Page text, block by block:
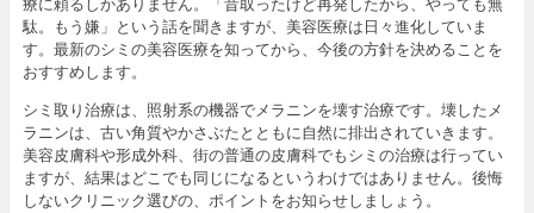
駄。もう嫌」という話を聞きますが、美容医療は日々進化していま
す。最新のシミの美容医療を知ってから、今後の方針を決めることを
おすすめします。
シミ取り治療は、照射系の機器でメラニンを壊す治療です。壊したメ
ラニンは、古い角質やかさぶたとともに自然に排出されていきます。
美容皮膚科や形成外科、街の普通の皮膚科でもシミの治療は行ってい
ますが、結果はどこでも同じになるというわけではありません。後悔
しないクリニック選びの、ポイントをお知らせしましょう。